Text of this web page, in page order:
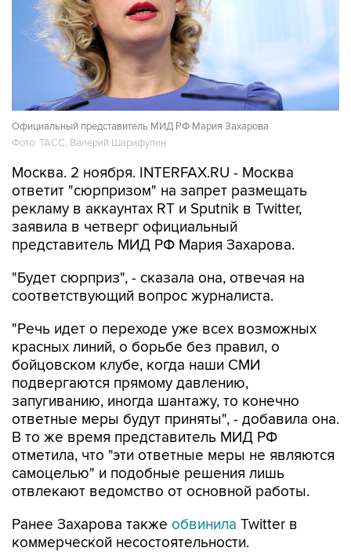
Официальный представитель МИД РФ Мария Захарова
Фото: ТАСС, Валерий Шарифулин
Москва. 2 ноября. INTERFAX.RU - Москва
ответит "сюрпризом" на запрет размещать
рекламу в аккаунтах RT и Sputnik в Twitter,
заявила в четверг официальный
представитель МИД РФ Мария Захарова.
"Будет сюрприз", - сказала она, отвечая на
соответствующий вопрос журналиста.
"Речь идет о переходе уже всех возможных
красных линий, о борьбе без правил, о
бойцовском клубе, когда наши СМИ
подвергаются прямому давлению,
запугиванию, иногда шантажу, то конечно
ответные меры будут приняты", - добавила она.
В то же время представитель МИД РФ
отметила, что "эти ответные меры не являются
самоцелью" и подобные решения лишь
отвлекают ведомство от основной работы.
Ранее Захарова также обвинила Twitter в
коммерческой несостоятельности.